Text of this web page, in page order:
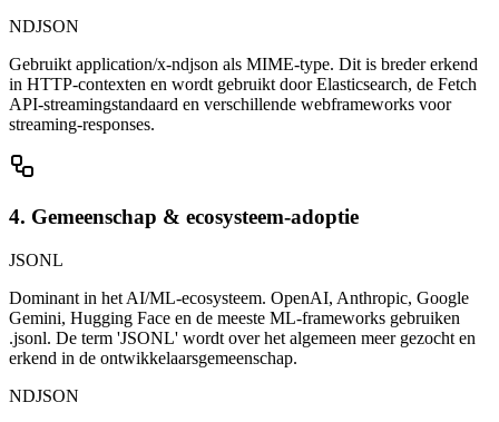
NDJSON
Gebruikt application/x-ndjson als MIME-type. Dit is breder erkend
in HTTP-contexten en wordt gebruikt door Elasticsearch, de Fetch
API-streamingstandaard en verschillende webframeworks voor
streaming-responses.
4. Gemeenschap & ecosysteem-adoptie
JSONL
Dominant in het AI/ML-ecosysteem. OpenAI, Anthropic, Google
Gemini, Hugging Face en de meeste ML-frameworks gebruiken
.jsonl. De term 'JSONL' wordt over het algemeen meer gezocht en
erkend in de ontwikkelaarsgemeenschap.
NDJSON